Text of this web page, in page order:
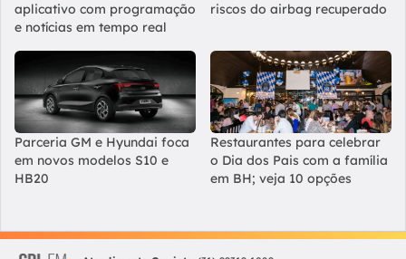
aplicativo com programação
e notícias em tempo real
riscos do airbag recuperado
Parceria GM e Hyundai foca
em novos modelos S10 e
HB20
Restaurantes para celebrar
o Dia dos Pais com a família
em BH; veja 10 opções